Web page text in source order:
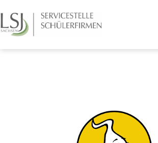
Inhalt
springen